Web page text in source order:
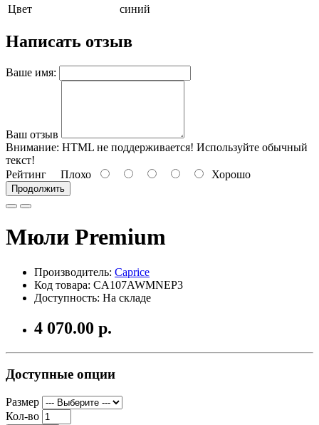
Цвет
синий
Написать отзыв
Ваше имя:
Ваш отзыв
Внимание: HTML не поддерживается! Используйте обычный
текст!
Рейтинг Плохо Хорошо
Продолжить
Мюли Premium
Производитель: Caprice
Код товара: CA107AWMNEP3
Доступность: На складе
4 070.00 р.
Доступные опции
Размер
Кол-во